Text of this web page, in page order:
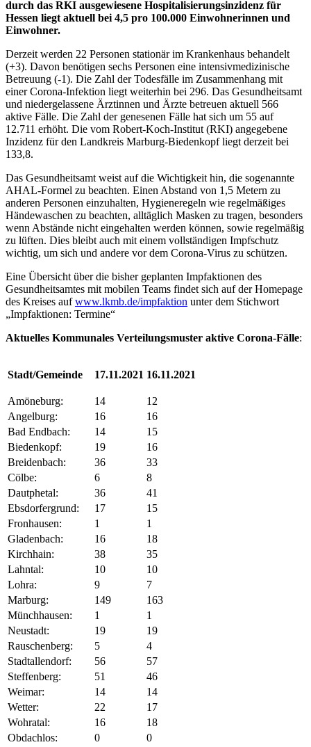
durch das RKI ausgewiesene Hospitalisierungsinzidenz für
Hessen liegt aktuell bei 4,5 pro 100.000 Einwohnerinnen und
Einwohner.
Derzeit werden 22 Personen stationär im Krankenhaus behandelt
(+3). Davon benötigen sechs Personen eine intensivmedizinische
Betreuung (-1). Die Zahl der Todesfälle im Zusammenhang mit
einer Corona-Infektion liegt weiterhin bei 296. Das Gesundheitsamt
und niedergelassene Ärztinnen und Ärzte betreuen aktuell 566
aktive Fälle. Die Zahl der genesenen Fälle hat sich um 55 auf
12.711 erhöht. Die vom Robert-Koch-Institut (RKI) angegebene
Inzidenz für den Landkreis Marburg-Biedenkopf liegt derzeit bei
133,8.
Das Gesundheitsamt weist auf die Wichtigkeit hin, die sogenannte
AHAL-Formel zu beachten. Einen Abstand von 1,5 Metern zu
anderen Personen einzuhalten, Hygieneregeln wie regelmäßiges
Händewaschen zu beachten, alltäglich Masken zu tragen, besonders
wenn Abstände nicht eingehalten werden können, sowie regelmäßig
zu lüften. Dies bleibt auch mit einem vollständigen Impfschutz
wichtig, um sich und andere vor dem Corona-Virus zu schützen.
Eine Übersicht über die bisher geplanten Impfaktionen des
Gesundheitsamtes mit mobilen Teams findet sich auf der Homepage
des Kreises aufwww.lkmb.de/impfaktion unter dem Stichwort
„Impfaktionen: Termine“
Aktuelles Kommunales Verteilungsmuster aktive Corona-Fälle:
Stadt/Gemeinde 17.11.2021 16.11.2021
Amöneburg: 14
12
Angelburg:
16
16
Bad Endbach:
14
15
Biedenkopf:
19
16
Breidenbach:
36
33
Cölbe:
6
8
Dautphetal:
36
41
Ebsdorfergrund:
17
15
Fronhausen:
1
1
Gladenbach:
16
18
Kirchhain:
38
35
Lahntal:
10
10
Lohra:
9
7
Marburg:
149
163
Münchhausen:
1
1
Neustadt:
19
19
Rauschenberg:
5
4
Stadtallendorf:
56
57
Steffenberg:
51
46
Weimar:
14
14
Wetter:
22
17
Wohratal:
16
18
Obdachlos:
0 0